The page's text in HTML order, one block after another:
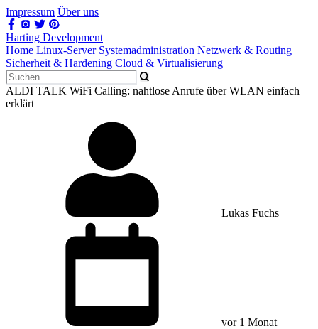
Impressum Über uns
Harting Development
Home Linux-Server Systemadministration Netzwerk & Routing
Sicherheit & Hardening Cloud & Virtualisierung
ALDI TALK WiFi Calling: nahtlose Anrufe über WLAN einfach
erklärt
Lukas Fuchs
vor 1 Monat